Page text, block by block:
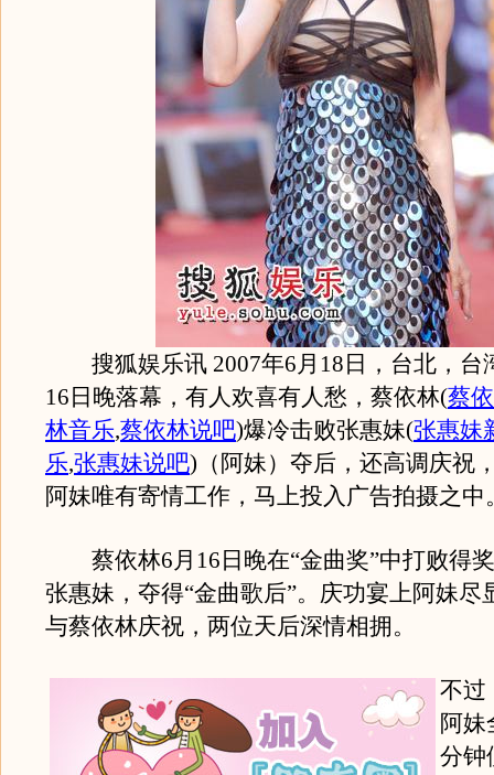
搜狐娱乐讯 2007年6月18日，台北，台
16日晚落幕，有人欢喜有人愁，蔡依林(蔡
林音乐,蔡依林说吧)爆冷击败张惠妹(张惠妹
乐,张惠妹说吧) （阿妹）夺后，还高调庆祝
阿妹唯有寄情工作，马上投入广告拍摄之中
蔡依林6月16日晚在“金曲奖”中打败得
张惠妹，夺得“金曲歌后”。庆功宴上阿妹尽
与蔡依林庆祝，两位天后深情相拥。
不过
阿妹
分钟